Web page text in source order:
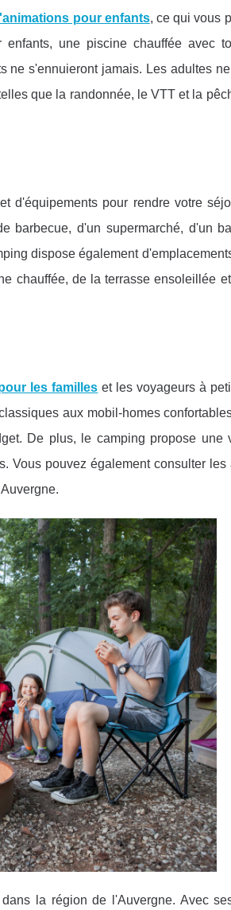
pour enfants, ce qui vous
une piscine chauffée avec
ne s'ennuieront jamais. Les adultes
que la randonnée, le VTT et la
d'équipements pour rendre votre
barbecue, d'un supermarché, d'un
dispose également
chauffée, de la terrasse ensoleillée
les familles et les voyageurs à
aux mobil-homes
De plus, le camping propose une
Vous pouvez également consulter les
la région de l'Auvergne. Avec